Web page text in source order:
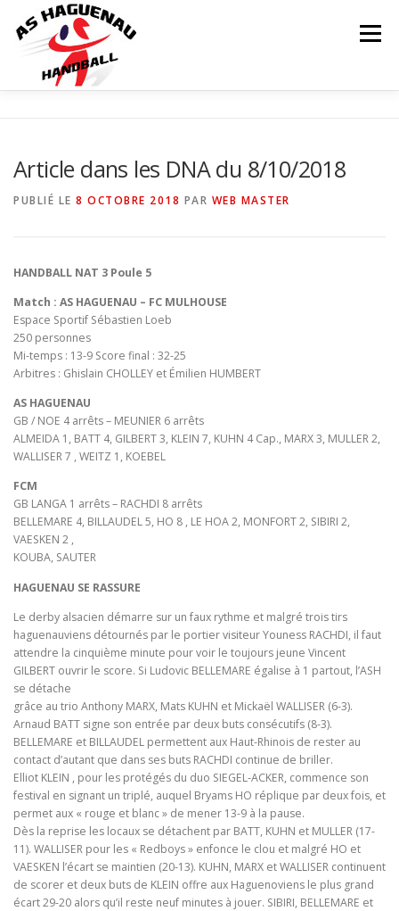
Menu
INFOS COMPLÉMENTAIRES
BOUTIQUE
Article dans les DNA du 8/10/2018
PUBLIÉ LE 8 OCTOBRE 2018 PAR WEB MASTER
HANDBALL NAT 3 Poule 5
Match : AS HAGUENAU – FC MULHOUSE
Espace Sportif Sébastien Loeb
250 personnes
Mi-temps : 13-9 Score final : 32-25
Arbitres : Ghislain CHOLLEY et Émilien HUMBERT
AS HAGUENAU
GB / NOE 4 arrêts – MEUNIER 6 arrêts
ALMEIDA 1, BATT 4, GILBERT 3, KLEIN 7, KUHN 4 Cap., MARX 3, MULLER 2,
WALLISER 7 , WEITZ 1, KOEBEL
FCM
GB LANGA 1 arrêts – RACHDI 8 arrêts
BELLEMARE 4, BILLAUDEL 5, HO 8 , LE HOA 2, MONFORT 2, SIBIRI 2,
VAESKEN 2 ,
KOUBA, SAUTER
HAGUENAU SE RASSURE
Le derby alsacien démarre sur un faux rythme et malgré trois tirs
haguenauviens détournés par le portier visiteur Youness RACHDI, il faut
attendre la cinquième minute pour voir le toujours jeune Vincent
GILBERT ouvrir le score. Si Ludovic BELLEMARE égalise à 1 partout, l’ASH
se détache
grâce au trio Anthony MARX, Mats KUHN et Mickaël WALLISER (6-3).
Arnaud BATT signe son entrée par deux buts consécutifs (8-3).
BELLEMARE et BILLAUDEL permettent aux Haut-Rhinois de rester au
contact d’autant que dans ses buts RACHDI continue de briller.
Elliot KLEIN , pour les protégés du duo SIEGEL-ACKER, commence son
festival en signant un triplé, auquel Bryams HO réplique par deux fois, et
permet aux « rouge et blanc » de mener 13-9 à la pause.
Dès la reprise les locaux se détachent par BATT, KUHN et MULLER (17-
11). WALLISER pour les « Redboys » enfonce le clou et malgré HO et
VAESKEN l’écart se maintien (20-13). KUHN, MARX et WALLISER continuent
de scorer et deux buts de KLEIN offre aux Haguenoviens le plus grand
écart 29-20 alors qu’il reste neuf minutes à jouer. SIBIRI, BELLEMARE et